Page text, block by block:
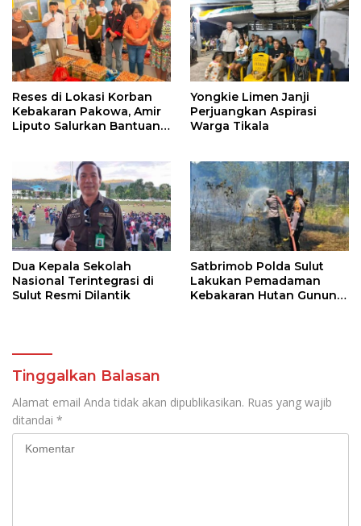
Reses di Lokasi Korban
Kebakaran Pakowa, Amir
Liputo Salurkan Bantuan
Yongkie Limen Janji
Perjuangkan Aspirasi
Warga Tikala
Dua Kepala Sekolah
Nasional Terintegrasi di
Sulut Resmi Dilantik
Satbrimob Polda Sulut
Lakukan Pemadaman
Kebakaran Hutan Gunung
Tinggalkan Balasan
Alamat email Anda tidak akan dipublikasikan. Ruas yang wajib
ditandai *